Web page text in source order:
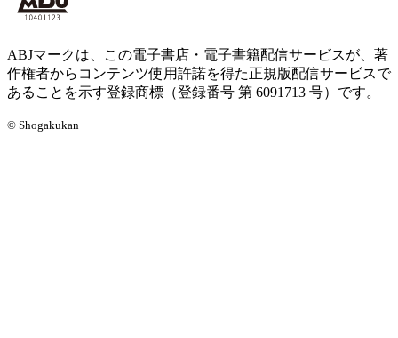
ABJマークは、この電子書店・電子書籍配信サービスが、著
作権者からコンテンツ使用許諾を得た正規版配信サービスで
あることを示す登録商標（登録番号 第 6091713 号）です。
© Shogakukan